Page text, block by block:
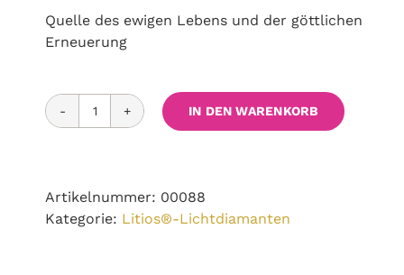
Kontakt
Quelle des ewigen Lebens und der göttlichen
Erneuerung
Diamant-
IN DEN WARENKORB
Artikelnummer: 00088
Kategorie: Litios®-Lichtdiamanten